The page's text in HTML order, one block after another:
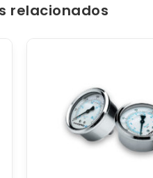
relacionados